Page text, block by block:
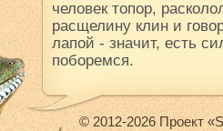
человек топор,
расщелину клин и
лапой - значит, есть
поборемся.
© 2012-2026 Проект